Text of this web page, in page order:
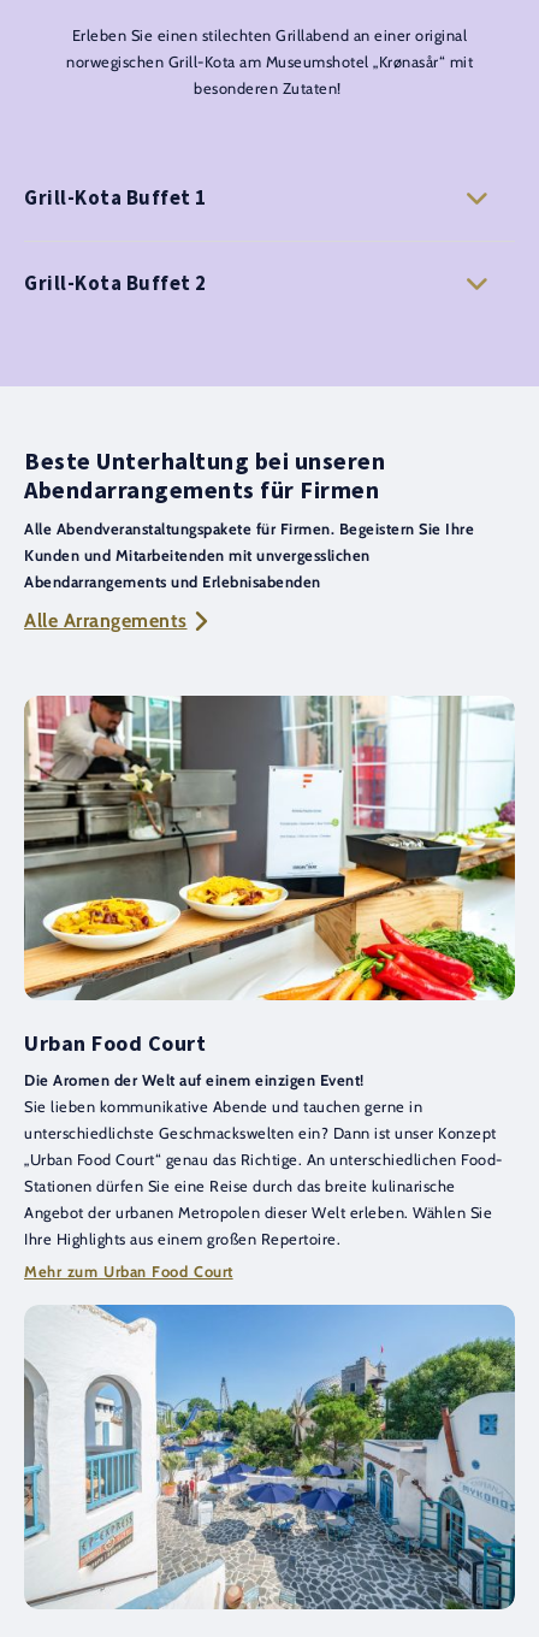
Erleben Sie einen stilechten Grillabend an einer original
norwegischen Grill-Kota am Museumshotel „Krønasår“ mit
besonderen Zutaten!
Grill-Kota Buffet 1
Grill-Kota Buffet 2
Beste Unterhaltung bei unseren
Abendarrangements für Firmen
Alle Abendveranstaltungspakete für Firmen. Begeistern Sie Ihre
Kunden und Mitarbeitenden mit unvergesslichen
Abendarrangements und Erlebnisabenden
Alle Arrangements
Urban Food Court
Die Aromen der Welt auf einem einzigen Event!
Sie lieben kommunikative Abende und tauchen gerne in
unterschiedlichste Geschmackswelten ein? Dann ist unser Konzept
„Urban Food Court“ genau das Richtige. An unterschiedlichen Food-
Stationen dürfen Sie eine Reise durch das breite kulinarische
Angebot der urbanen Metropolen dieser Welt erleben. Wählen Sie
Ihre Highlights aus einem großen Repertoire.
Mehr zum Urban Food Court